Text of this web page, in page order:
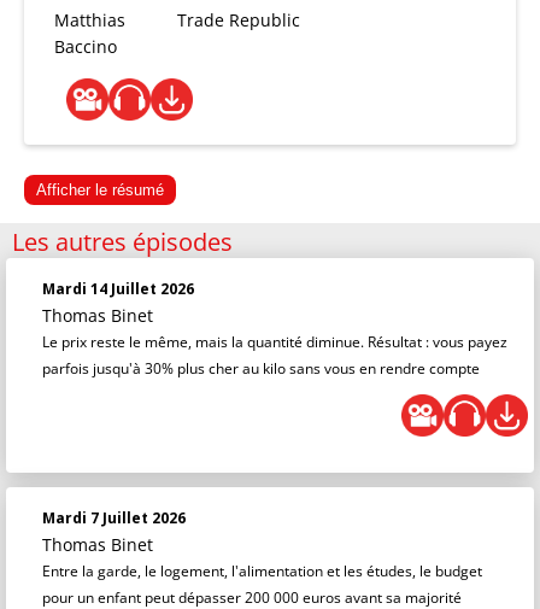
Matthias
Baccino
Trade Republic
Afficher le résumé
Les autres épisodes
Mardi 14 Juillet 2026
Thomas Binet
Le prix reste le même, mais la quantité diminue. Résultat : vous payez
parfois jusqu'à 30% plus cher au kilo sans vous en rendre compte
Mardi 7 Juillet 2026
Thomas Binet
Entre la garde, le logement, l'alimentation et les études, le budget
pour un enfant peut dépasser 200 000 euros avant sa majorité